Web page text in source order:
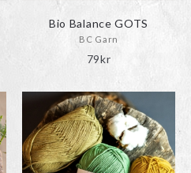
Bio Balance GOTS
BC Garn
79kr